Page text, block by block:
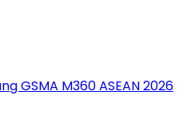
GSMA M360 ASEAN 2026